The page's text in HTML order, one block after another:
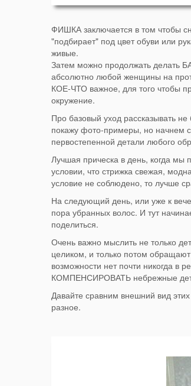
ФИШКА заключается в том чтобы
"подбирает" под цвет обуви или
живые.
Затем можно продолжать делать
абсолютно любой женщины на
КОЕ-ЧТО важное, для того чтобы
окружение.
Про базовый уход рассказывать
покажу фото-примеры, но начнем
первостепенной детали любого
Лучшая прическа в день, когда
условии, что стрижка свежая,
условие не соблюдено, то лучше
На следующий день, или уже к
пора убранных волос. И тут
поделиться.
Очень важно мыслить не только
целиком, и только потом
возможности нет почти никогда в
КОМПЕНСИРОВАТЬ небрежные
Давайте сравним внешний вид
разное.